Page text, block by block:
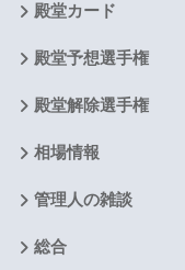
殿堂カード
殿堂予想選手権
殿堂解除選手権
相場情報
管理人の雑談
総合